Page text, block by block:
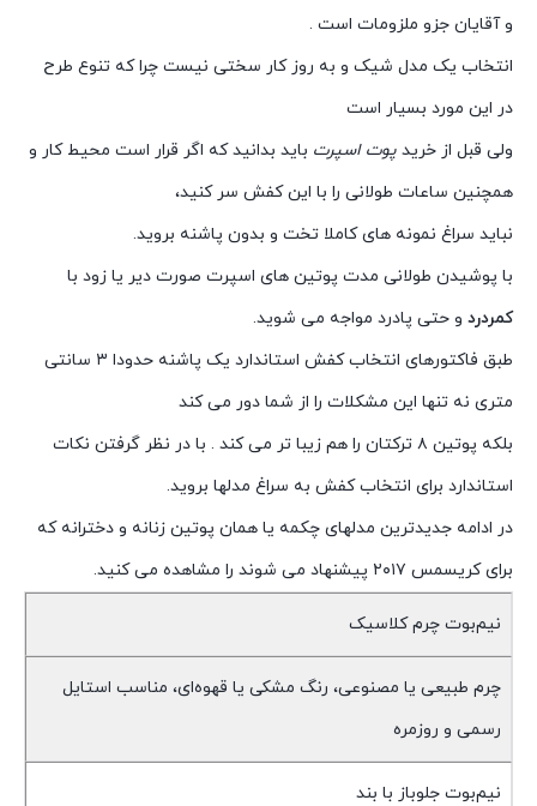
و آقایان جزو ملزومات است .
انتخاب یک مدل شیک و به روز کار سختی نیست چرا که تنوع طرح
در این مورد بسیار است
ولی قبل از خرید پوت اسپرت باید بدانید که اگر قرار است محیط کار و
همچنین ساعات طولانی را با این کفش سر کنید،
نباید سراغ نمونه های کاملا تخت و بدون پاشنه بروید.
با پوشیدن طولانی مدت پوتین های اسپرت صورت دیر یا زود با
کمردرد و حتی پادرد مواجه می شوید.
طبق فاکتورهای انتخاب کفش استاندارد یک پاشنه حدودا ۳ سانتی
متری نه تنها این مشکلات را از شما دور می کند
بلکه پوتین ۸ ترکتان را هم زیبا تر می کند . با در نظر گرفتن نکات
استاندارد برای انتخاب کفش به سراغ مدلها بروید.
در ادامه جدیدترین مدلهای چکمه یا همان پوتین زنانه و دخترانه که
برای کریسمس ۲۰۱۷ پیشنهاد می شوند را مشاهده می کنید.
نیم‌بوت چرم کلاسیک
چرم طبیعی یا مصنوعی، رنگ مشکی یا قهوه‌ای، مناسب استایل
رسمی و روزمره
نیم‌بوت جلوباز با بند